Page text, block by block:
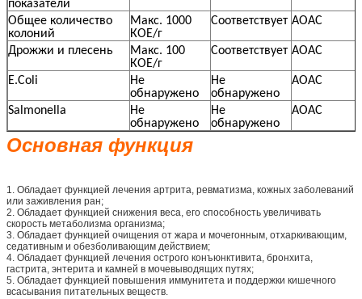
показатели
Общее количество
колоний
Макс. 1000
КОЕ/г
Соответствует AOAC
Дрожжи и плесень
Макс. 100
КОЕ/г
Соответствует AOAC
E.Coli
Не
обнаружено
Не
обнаружено
AOAC
Salmonella
Не
обнаружено
Не
обнаружено
AOAC
Основная функция
1. Обладает функцией лечения артрита, ревматизма, кожных заболеваний
или заживления ран;
2. Обладает функцией снижения веса, его способность увеличивать
скорость метаболизма организма;
3. Обладает функцией очищения от жара и мочегонным, отхаркивающим,
седативным и обезболивающим действием;
4. Обладает функцией лечения острого конъюнктивита, бронхита,
гастрита, энтерита и камней в мочевыводящих путях;
5. Обладает функцией повышения иммунитета и поддержки кишечного
всасывания питательных веществ.